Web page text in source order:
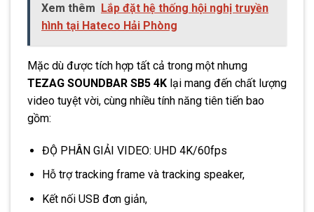
Xem thêm Lắp đặt hệ thống hội nghị truyền
hình tại Hateco Hải Phòng
Mặc dù được tích hợp tất cả trong một nhưng
TEZAG SOUNDBAR SB5 4K lại mang đến chất lượng
video tuyệt vời, cùng nhiều tính năng tiên tiến bao
gồm:
ĐỘ PHÂN GIẢI VIDEO: UHD 4K/60fps
Hỗ trợ tracking frame và tracking speaker,
Kết nối USB đơn giản,